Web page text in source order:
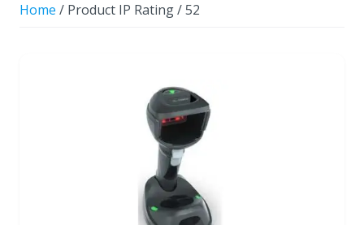
Home / Product IP Rating / 52